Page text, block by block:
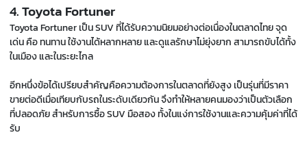
4. Toyota Fortuner
Toyota Fortuner เป็น SUV ที่ได้รับความนิยมอย่างต่อเนื่องในตลาดไทย จุด
เด่น คือ ทนทาน ใช้งานได้หลากหลาย และดูแลรักษาไม่ยุ่งยาก สามารถขับได้ทั้ง
ในเมือง และในระยะไกล
อีกหนึ่งข้อได้เปรียบสำคัญคือความต้องการในตลาดที่ยังสูง เป็นรุ่นที่มีราคา
ขายต่อดีเมื่อเทียบกับรถในระดับเดียวกัน จึงทำให้หลายคนมองว่าเป็นตัวเลือก
ที่ปลอดภัย สำหรับการซื้อ SUV มือสอง ทั้งในแง่การใช้งานและความคุ้มค่าที่ได้
รับ